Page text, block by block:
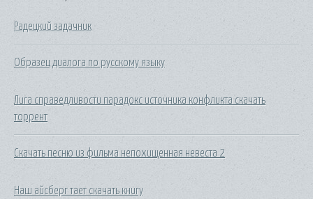
Радецкий задачник
Образец диалога по русскому языку
Лига справедливости парадокс источника конфликта скачать
торрент
Скачать песню из фильма непохищенная невеста 2
Наш айсберг тает скачать книгу